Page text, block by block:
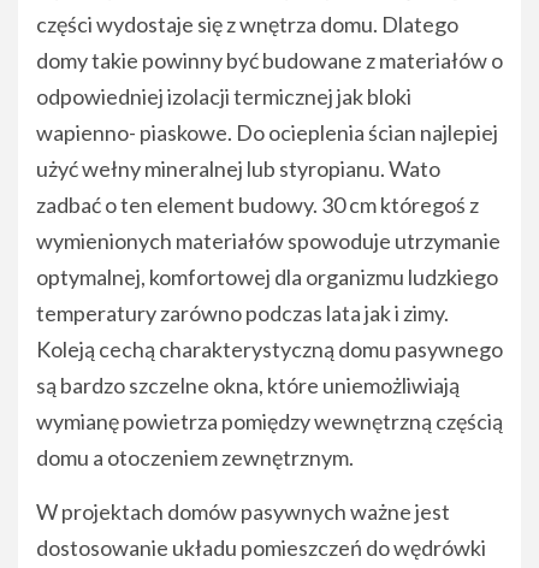
części wydostaje się z wnętrza domu. Dlatego
domy takie powinny być budowane z materiałów o
odpowiedniej izolacji termicznej jak bloki
wapienno- piaskowe. Do ocieplenia ścian najlepiej
użyć wełny mineralnej lub styropianu. Wato
zadbać o ten element budowy. 30 cm któregoś z
wymienionych materiałów spowoduje utrzymanie
optymalnej, komfortowej dla organizmu ludzkiego
temperatury zarówno podczas lata jak i zimy.
Koleją cechą charakterystyczną domu pasywnego
są bardzo szczelne okna, które uniemożliwiają
wymianę powietrza pomiędzy wewnętrzną częścią
domu a otoczeniem zewnętrznym.
W projektach domów pasywnych ważne jest
dostosowanie układu pomieszczeń do wędrówki